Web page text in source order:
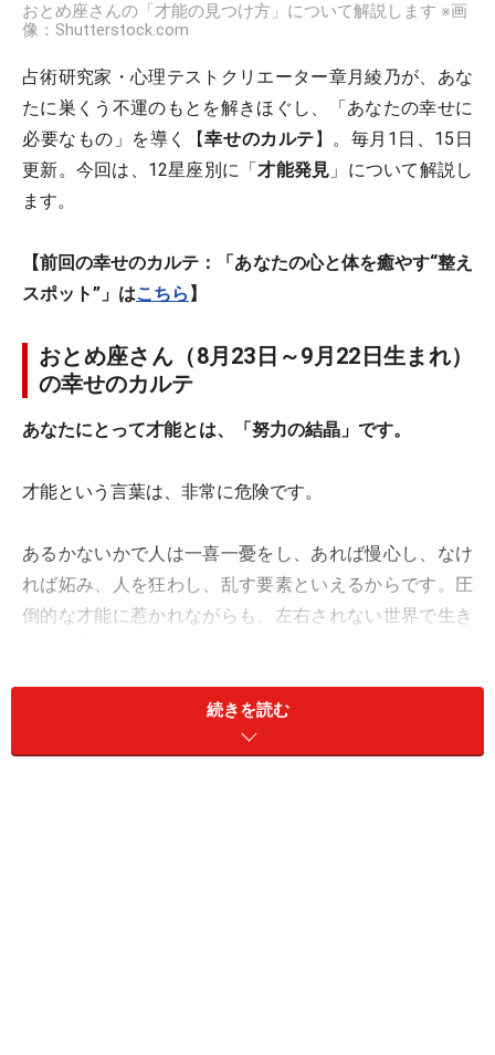
おとめ座さんの「才能の見つけ方」について解説します ※画
像：Shutterstock.com
占術研究家・心理テストクリエーター章月綾乃が、あな
たに巣くう不運のもとを解きほぐし、「あなたの幸せに
必要なもの」を導く【幸せのカルテ】。毎月1日、15日
更新。今回は、12星座別に「才能発見 」について解説し
ます。
【前回の幸せのカルテ：「あなたの心と体を癒やす“整え
スポット”」はこちら 】
おとめ座さん（8月23日～9月22日生まれ）
の幸せのカルテ
あなたにとって才能とは、「努力の結晶」です。
才能という言葉は、非常に危険です。
あるかないかで人は一喜一憂をし、あれば慢心し、なけ
れば妬み、人を狂わし、乱す要素といえるからです。圧
倒的な才能に惹かれながらも、左右されない世界で生き
続きを読む